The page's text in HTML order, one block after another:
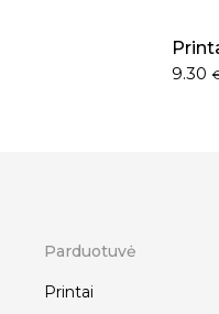
9.30
Parduotuvė
Printai